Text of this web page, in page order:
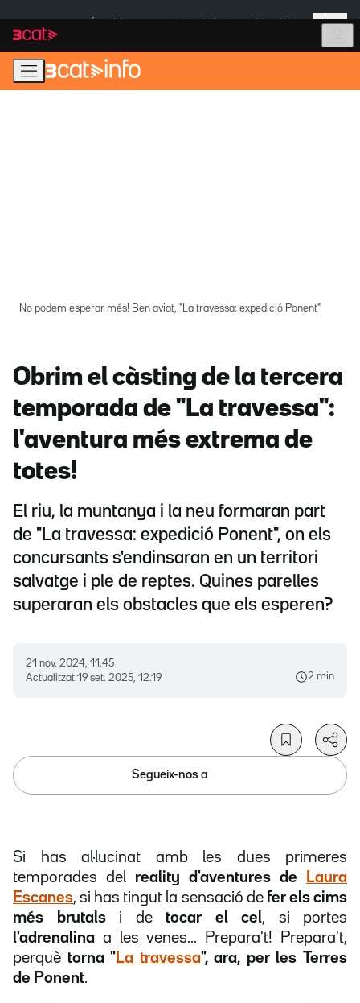
navegació
principal
contingut
Més
No podem esperar més! Ben aviat, "La travessa: expedició Ponent"
Obrim el càsting de la tercera
temporada de "La travessa":
l'aventura més extrema de
totes!
El riu, la muntanya i la neu formaran part
de "La travessa: expedició Ponent", on els
concursants s'endinsaran en un territori
salvatge i ple de reptes. Quines parelles
superaran els obstacles que els esperen?
21 nov. 2024, 11.45
Actualitzat 19 set. 2025, 12.19 2 min
Segueix-nos a
Si has al·lucinat amb les dues primeres
temporades del reality d'aventures de
Laura
Escanes, si has tingut la sensació de fer els cims
més brutalsi de tocar el cel, si portes
l'adrenalina a les venes... Prepara't! Prepara't,
perquè torna "La travessa", ara, per les Terres
de Ponent.